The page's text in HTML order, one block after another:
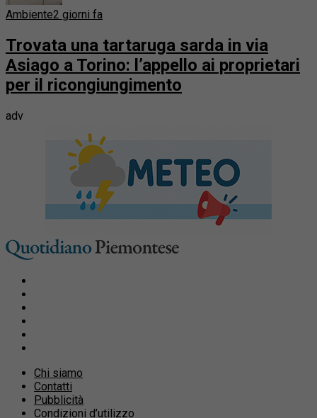
Ambiente2 giorni fa
Trovata una tartaruga sarda in via
Asiago a Torino: l’appello ai proprietari
per il ricongiungimento
adv
Chi siamo
Contatti
Pubblicità
Condizioni d’utilizzo